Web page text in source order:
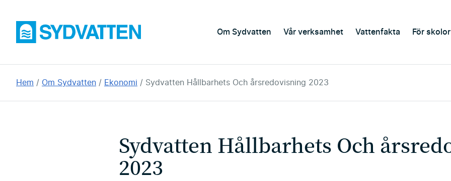
huvudinnehållet
Sydvatten Om Sydvatten Vår verksamhet Vattenfakta För skolor
Du
Hem Om Sydvatten Ekonomi Sydvatten Hållbarhets Och årsredovisning 2023
Sydvatten Hållbarhets Och
2023